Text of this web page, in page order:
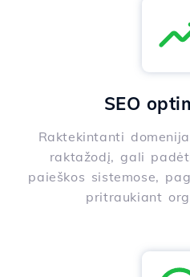
SEO
Raktekintanti
raktažodį, gali
paieškos sistemose,
pritraukiant